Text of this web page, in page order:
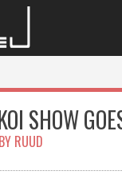
SHOW
BY RUUD